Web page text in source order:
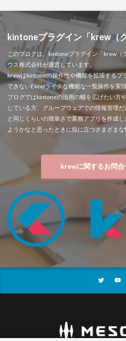
kintoneプラグイン「krew（
このブログは、kintoneプラグイン「krew（
ウス株式会社が運営しています。
krewはkintoneの操作性や機能を拡張するプ
できないExcelライクな機能な一覧操作を実
ブログではkintoneの活用の幅を広げたい方
じている方、グループウェアでの情報管理
と同じくらいの簡単さで業務アプリを作成
ようかなと思ったときに役に立つさまざまな
krewに関するお問合